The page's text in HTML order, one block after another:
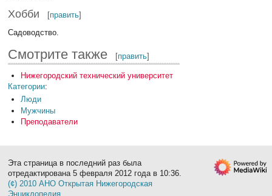
Хобби [править]
Садоводство.
Смотрите также [править]
Нижегородский технический университет
Категории:
Люди
Мужчины
Преподаватели
Эта страница в последний раз была
отредактирована 5 февраля 2012 года в 10:36.
(¢) 2010 АНО Открытая Нижегородская
Энциклопедия